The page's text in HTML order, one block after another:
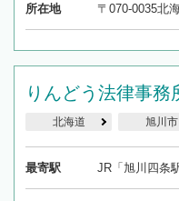
所在地 〒070-0035北
りんどう法律事務
北海道 旭川市
最寄駅 JR「旭川四条